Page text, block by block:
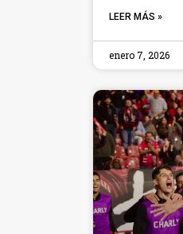
LEER MÁS »
enero 7, 2026